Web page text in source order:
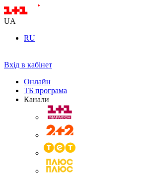
UA
RU
Вхід в кабінет
Онлайн
ТБ програма
Канали